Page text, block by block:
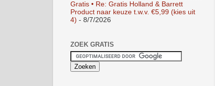
Gratis • Re: Gratis Holland & Barrett
Product naar keuze t.w.v. €5,99 (kies uit
4) - 8/7/2026
ZOEK GRATIS